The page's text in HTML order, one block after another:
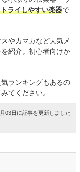
ライしやすい楽器で
やカマカなど人気メ
紹介。初心者向けか
ランキングもあるの
てください。
03日に記事を更新しました